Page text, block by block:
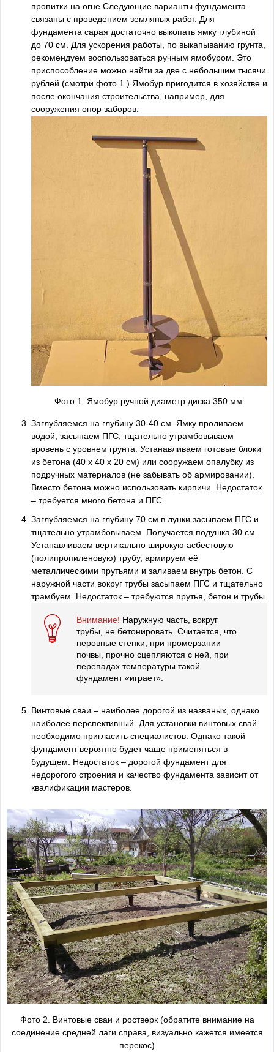
пропитки на огне.Следующие варианты фундамента
связаны с проведением земляных работ. Для
фундамента сарая достаточно выкопать ямку глубиной
до 70 см. Для ускорения работы, по выкапыванию грунта,
рекомендуем воспользоваться ручным ямобуром. Это
приспособление можно найти за две с небольшим тысячи
рублей (смотри фото 1.) Ямобур пригодится в хозяйстве и
после окончания строительства, например, для
сооружения опор заборов.
Фото 1. Ямобур ручной диаметр диска 350 мм.
Заглубляемся на глубину 30-40 см. Ямку проливаем
водой, засыпаем ПГС, тщательно утрамбовываем
вровень с уровнем грунта. Устанавливаем готовые блоки
из бетона (40 х 40 х 20 см) или сооружаем опалубку из
подручных материалов (не забывать об армировании).
Вместо бетона можно использовать кирпичи. Недостаток
– требуется много бетона и ПГС.
Заглубляемся на глубину 70 см в лунки засыпаем ПГС и
тщательно утрамбовываем. Получается подушка 30 см.
Устанавливаем вертикально широкую асбестовую
(полипропиленовую) трубу, армируем её
металлическими прутьями и заливаем внутрь бетон. С
наружной части вокруг трубы засыпаем ПГС и тщательно
трамбуем. Недостаток – требуются прутья, бетон и трубы.
Внимание! Наружную часть, вокруг
трубы, не бетонировать. Считается, что
неровные стенки, при промерзании
почвы, прочно сцепляются с ней, при
перепадах температуры такой
фундамент «играет».
Винтовые сваи – наиболее дорогой из названых, однако
наиболее перспективный. Для установки винтовых свай
необходимо пригласить специалистов. Однако такой
фундамент вероятно будет чаще применяться в
будущем. Недостаток – дорогой фундамент для
недорогого строения и качество фундамента зависит от
квалификации мастеров.
Фото 2. Винтовые сваи и ростверк (обратите внимание на
соединение средней лаги справа, визуально кажется имеется
перекос)